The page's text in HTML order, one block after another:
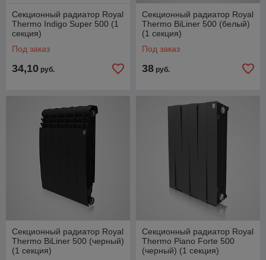
Секционный радиатор Royal
Thermo Indigo Super 500 (1
секция)
Под заказ
34,10 руб.
Секционный радиатор Royal
Thermo BiLiner 500 (белый)
(1 секция)
Под заказ
38 руб.
Секционный радиатор Royal
Thermo BiLiner 500 (черный)
(1 секция)
Секционный радиатор Royal
Thermo Piano Forte 500
(черный) (1 секция)